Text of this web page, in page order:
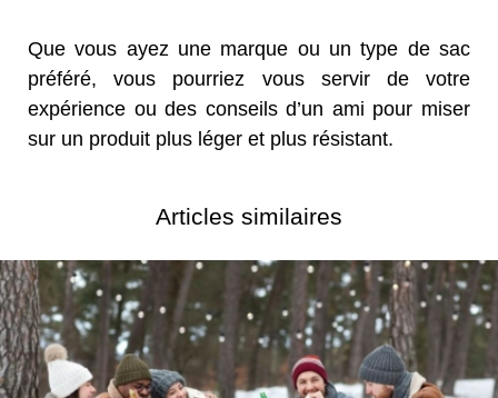
Que vous ayez une marque ou un type de sac
préféré, vous pourriez vous servir de votre
expérience ou des conseils d’un ami pour miser
sur un produit plus léger et plus résistant.
Articles similaires